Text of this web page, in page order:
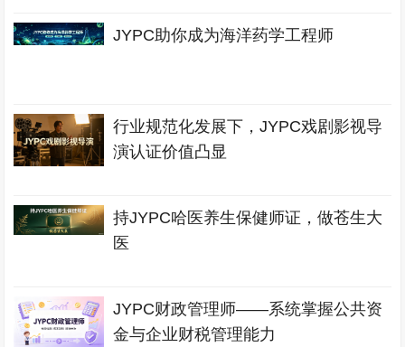
JYPC助你成为海洋药学工程师
行业规范化发展下，JYPC戏剧影视导
演认证价值凸显
持JYPC哈医养生保健师证，做苍生大
医
JYPC财政管理师——系统掌握公共资
金与企业财税管理能力